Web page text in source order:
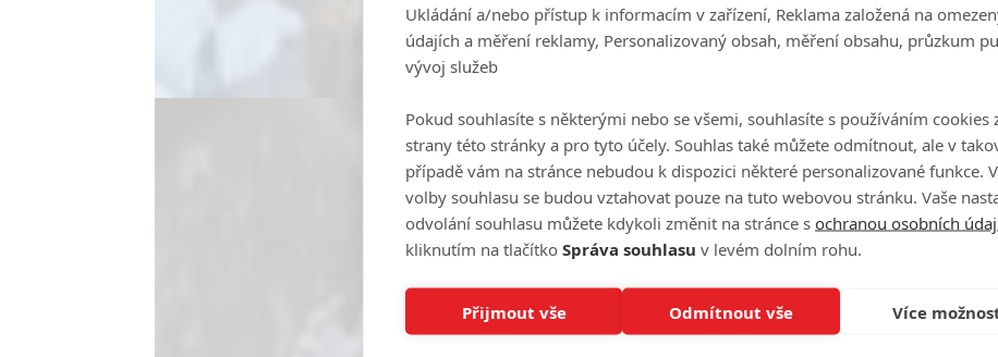
Ukládání a/nebo přístup k informacím v zařízení, Reklama založená na
údajích a měření reklamy, Personalizovaný obsah, měření obsahu, průzkum
vývoj služeb
Pokud souhlasíte s některými nebo se všemi, souhlasíte s používáním cookies
strany této stránky a pro tyto účely. Souhlas také můžete odmítnout, ale v
případě vám na stránce nebudou k dispozici některé personalizované funkce.
volby souhlasu se budou vztahovat pouze na tuto webovou stránku. Vaše
odvolání souhlasu můžete kdykoli změnit na stránce s ochranou osobních
kliknutím na tlačítko Správa souhlasu v levém dolním rohu.
Přijmout vše Odmítnout vše Více